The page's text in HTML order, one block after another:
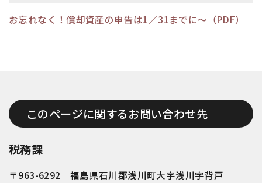
お忘れなく！償却資産の申告は1／31までに～（PDF）
このページに関するお問い合わせ先
税務課
〒963-6292 福島県石川郡浅川町大字浅川字背戸